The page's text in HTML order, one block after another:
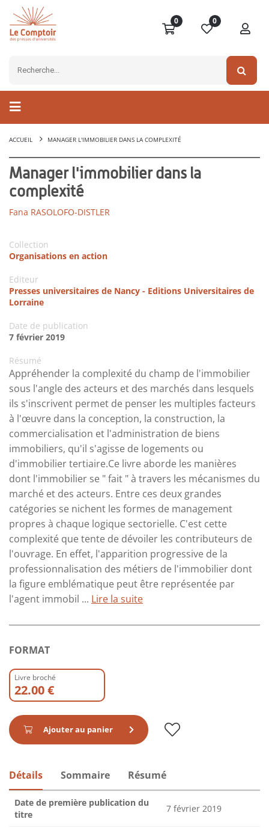
0 0
ACCUEIL MANAGER L'IMMOBILIER DANS LA COMPLEXITÉ
Manager l'immobilier dans la
complexité
Fana RASOLOFO-DISTLER
Collection
Organisations en action
Editeur
Presses universitaires de Nancy - Editions Universitaires de
Lorraine
Date de publication
7 février 2019
Résumé
Appréhender la complexité du champ de l'immobilier
sous l'angle des acteurs et des marchés dans lesquels
ils s'inscrivent permet de penser les multiples facteurs
à l'œuvre dans la conception, la construction, la
commercialisation et l'administration de biens
immobiliers, qu'il s'agisse de logements ou
d'immobilier tertiaire.Ce livre aborde les manières
dont l'immobilier se " fait " à travers les mécanismes du
marché et des acteurs. Entre ces deux grandes
catégories se nichent les formes de management
propres à chaque logique sectorielle. C'est cette
complexité que tente de dévoiler les contributeurs de
l'ouvrage. En effet, l'apparition progressive de la
professionnalisation des métiers de l'immobilier dont
la figure emblématique peut être représentée par
l'agent immobil ... Lire la suite
FORMAT
Livre broché
22.00 €
Ajouter au panier
Détails Sommaire Résumé
Date de première publication du
titre
7 février 2019